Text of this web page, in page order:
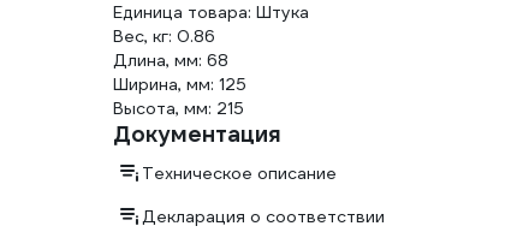
Единица товара: Штука
Вес, кг: 0.86
Длина, мм: 68
Ширина, мм: 125
Высота, мм: 215
Документация
Техническое описание
Декларация о соответствии